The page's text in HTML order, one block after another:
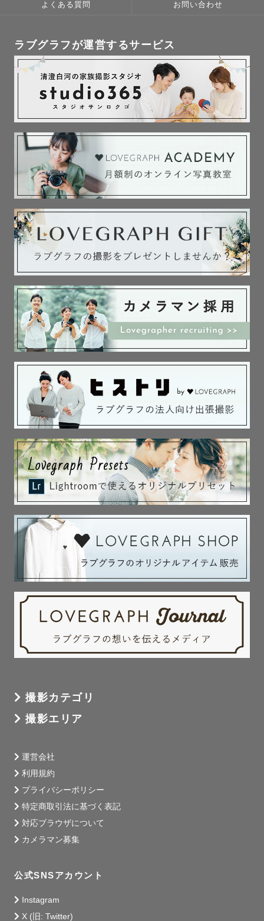
よくある質問 お問い合わせ
ラブグラフが運営するサービス
撮影カテゴリ
撮影エリア
運営会社
利用規約
プライバシーポリシー
特定商取引法に基づく表記
対応ブラウザについて
カメラマン募集
公式SNSアカウント
Instagram
X (旧: Twitter)